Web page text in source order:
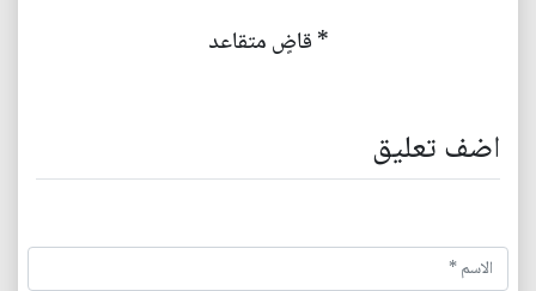
* قاضٍ متقاعد
اضف تعليق